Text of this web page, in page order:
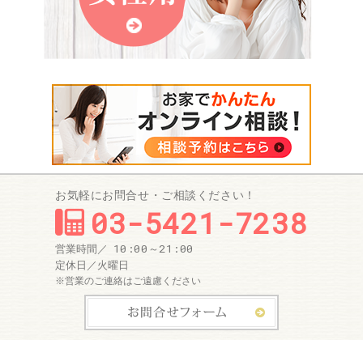
お気軽にお問合せ・ご相談ください！
03-5421-7238
営業時間／ 10:00～21:00
定休日／ 火曜日
※営業のご連絡はご遠慮ください